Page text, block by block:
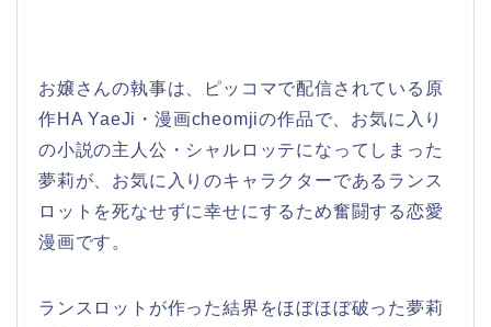
お嬢さんの執事は、ピッコマで配信されている原
作HA YaeJi・漫画cheomjiの作品で、お気に入り
の小説の主人公・シャルロッテになってしまった
夢莉が、お気に入りのキャラクターであるランス
ロットを死なせずに幸せにするため奮闘する恋愛
漫画です。
ランスロットが作った結界をほぼほぼ破った夢莉